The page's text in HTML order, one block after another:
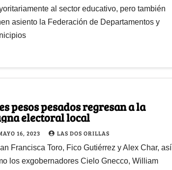
al sector educativo, pero también
asiento la Federación de Departamentos y
pesos pesados regresan a la
electoral local
16, 2023 LAS DOS ORILLAS
Francisca Toro, Fico Gutiérrez y Alex Char, así
los exgobernadores Cielo Gnecco, William